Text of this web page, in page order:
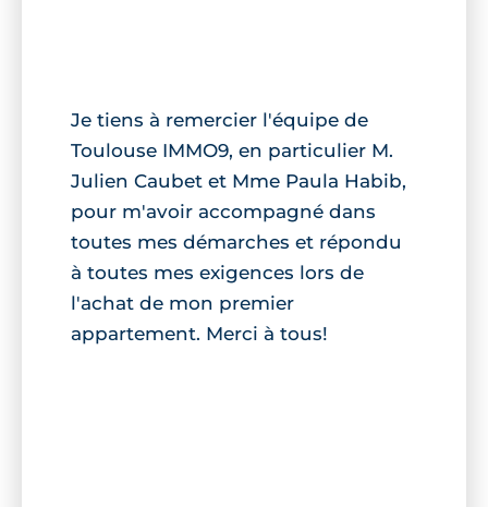
Je tiens à remercier l'équipe de
Toulouse IMMO9, en particulier M.
Julien Caubet et Mme Paula Habib,
pour m'avoir accompagné dans
toutes mes démarches et répondu
à toutes mes exigences lors de
l'achat de mon premier
appartement. Merci à tous!